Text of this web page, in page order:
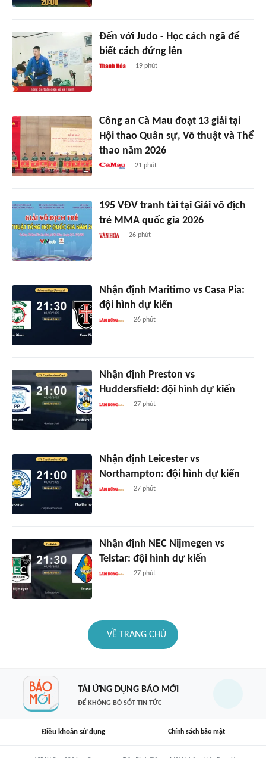
Đến với Judo - Học cách ngã để
biết cách đứng lên
19 phút
Công an Cà Mau đoạt 13 giải tại
Hội thao Quân sự, Võ thuật và Thể
thao năm 2026
21 phút
195 VĐV tranh tài tại Giải vô địch
trẻ MMA quốc gia 2026
26 phút
Nhận định Maritimo vs Casa Pia:
đội hình dự kiến
26 phút
Nhận định Preston vs
Huddersfield: đội hình dự kiến
27 phút
Nhận định Leicester vs
Northampton: đội hình dự kiến
27 phút
Nhận định NEC Nijmegen vs
Telstar: đội hình dự kiến
27 phút
VỀ TRANG CHỦ
TẢI ỨNG DỤNG BÁO MỚI
ĐỂ KHÔNG BỎ SÓT TIN TỨC
Điều khoản sử dụng Chính sách bảo mật